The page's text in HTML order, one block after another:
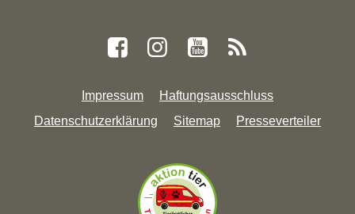
Impressum
Haftungsausschluss
Datenschutzerklärung
Sitemap Presseverteiler